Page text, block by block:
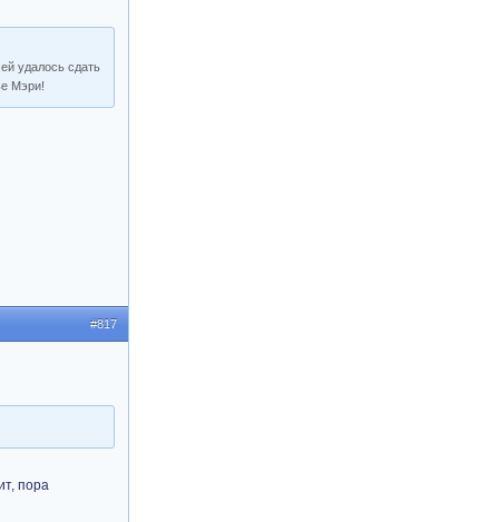
удалось сдать
Мэри!
#817
пора